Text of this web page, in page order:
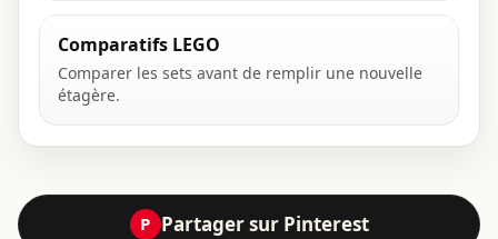
Comparatifs LEGO
Comparer les sets avant de remplir une nouvelle
étagère.
P Partager sur Pinterest